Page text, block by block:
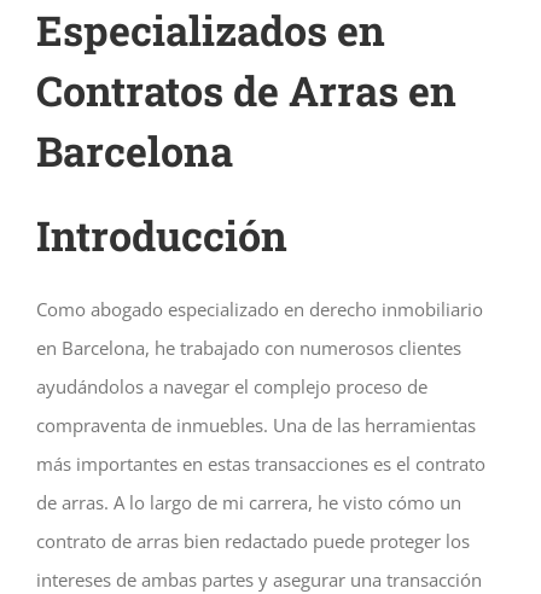
Especializados en
Contratos de Arras en
Barcelona
Introducción
Como abogado especializado en derecho inmobiliario
en Barcelona, he trabajado con numerosos clientes
ayudándolos a navegar el complejo proceso de
compraventa de inmuebles. Una de las herramientas
más importantes en estas transacciones es el contrato
de arras. A lo largo de mi carrera, he visto cómo un
contrato de arras bien redactado puede proteger los
intereses de ambas partes y asegurar una transacción